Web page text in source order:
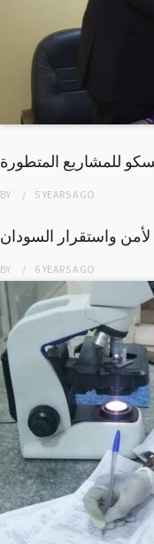
للمشاريع المتطورة
BY 5 YEARSAGO
واستقرار السودان
BY 6 YEARSAGO